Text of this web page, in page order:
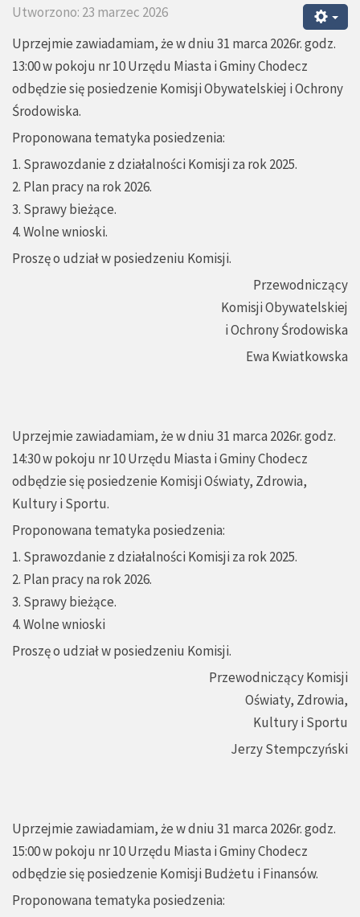
Utworzono: 23 marzec 2026
Uprzejmie zawiadamiam, że w dniu 31 marca 2026r. godz.
13:00 w pokoju nr 10 Urzędu Miasta i Gminy Chodecz
odbędzie się posiedzenie Komisji Obywatelskiej i Ochrony
Środowiska.
Proponowana tematyka posiedzenia:
1. Sprawozdanie z działalności Komisji za rok 2025.
2. Plan pracy na rok 2026.
3. Sprawy bieżące.
4. Wolne wnioski.
Proszę o udział w posiedzeniu Komisji.
Przewodniczący
Komisji Obywatelskiej
i Ochrony Środowiska
Ewa Kwiatkowska
Uprzejmie zawiadamiam, że w dniu 31 marca 2026r. godz.
14:30 w pokoju nr 10 Urzędu Miasta i Gminy Chodecz
odbędzie się posiedzenie Komisji Oświaty, Zdrowia,
Kultury i Sportu.
Proponowana tematyka posiedzenia:
1. Sprawozdanie z działalności Komisji za rok 2025.
2. Plan pracy na rok 2026.
3. Sprawy bieżące.
4. Wolne wnioski
Proszę o udział w posiedzeniu Komisji.
Przewodniczący Komisji
Oświaty, Zdrowia,
Kultury i Sportu
Jerzy Stempczyński
Uprzejmie zawiadamiam, że w dniu 31 marca 2026r. godz.
15:00 w pokoju nr 10 Urzędu Miasta i Gminy Chodecz
odbędzie się posiedzenie Komisji Budżetu i Finansów.
Proponowana tematyka posiedzenia: